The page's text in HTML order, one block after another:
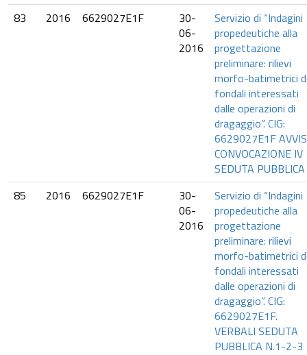
83
2016 6629027E1F
30-
06-
2016
Servizio di “Indagini
propedeutiche alla
progettazione
preliminare: rilievi
morfo-batimetrici
fondali interessati
dalle operazioni di
dragaggio”. CIG:
6629027E1F
CONVOCAZIONE IV
SEDUTA PUBBLICA
85
2016 6629027E1F
30-
06-
2016
Servizio di “Indagini
propedeutiche alla
progettazione
preliminare: rilievi
morfo-batimetrici
fondali interessati
dalle operazioni di
dragaggio”. CIG:
6629027E1F.
VERBALI SEDUTA
PUBBLICA N.1-2-3